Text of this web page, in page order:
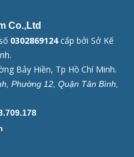
Co.,Ltd
0302869124cấp bởi Sở Kế
Bảy Hiền, Tp Hồ Chí Minh.
Phường 12, Quận Tân Bình,